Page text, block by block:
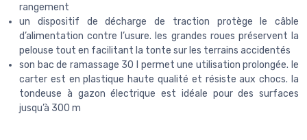
rangement
un dispositif de décharge de traction protège le câble
d’alimentation contre l’usure. les grandes roues préservent la
pelouse tout en facilitant la tonte sur les terrains accidentés
son bac de ramassage 30 l permet une utilisation prolongée. le
carter est en plastique haute qualité et résiste aux chocs. la
tondeuse à gazon électrique est idéale pour des surfaces
jusqu’à 300 m